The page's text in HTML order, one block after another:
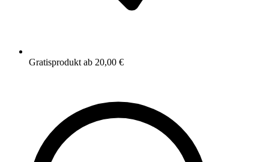
Gratisprodukt ab 20,00 €